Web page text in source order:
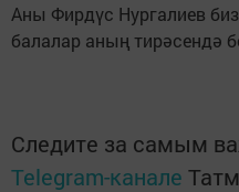
Аны Фирдүс Нургалиев
балалар аның тирәсендә
Следите за самым
Telegram-канале